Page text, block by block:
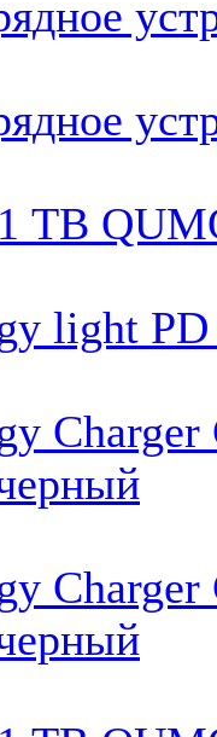
ТB
light PD